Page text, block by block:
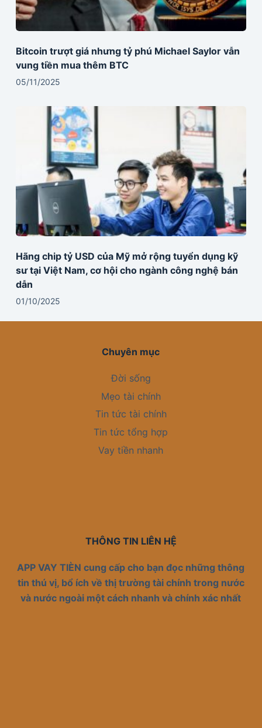
Bitcoin trượt giá nhưng tỷ phú Michael Saylor vẫn
vung tiền mua thêm BTC
05/11/2025
Hãng chip tỷ USD của Mỹ mở rộng tuyển dụng kỹ
sư tại Việt Nam, cơ hội cho ngành công nghệ bán
dẫn
01/10/2025
Chuyên mục
Đời sống
Mẹo tài chính
Tin tức tài chính
Tin tức tổng hợp
Vay tiền nhanh
THÔNG TIN LIÊN HỆ
APP VAY TIÈN cung cấp cho bạn đọc những thông
tin thú vị, bổ ích về thị trường tài chính trong nước
và nước ngoài một cách nhanh và chính xác nhất